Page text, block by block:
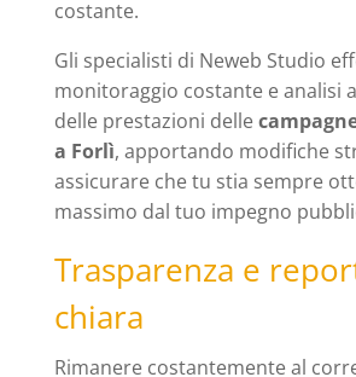
costante.
Gli specialisti di Neweb Studio
monitoraggio costante e analisi
delle prestazioni delle
a Forlì, apportando modifiche
assicurare che tu stia sempre
massimo dal tuo impegno
Trasparenza e
chiara
Rimanere costantemente al